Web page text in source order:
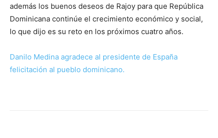
además los buenos deseos de Rajoy para que República
Dominicana continúe el crecimiento económico y social,
lo que dijo es su reto en los próximos cuatro años.
Danilo Medina agradece al presidente de España
felicitación al pueblo dominicano.